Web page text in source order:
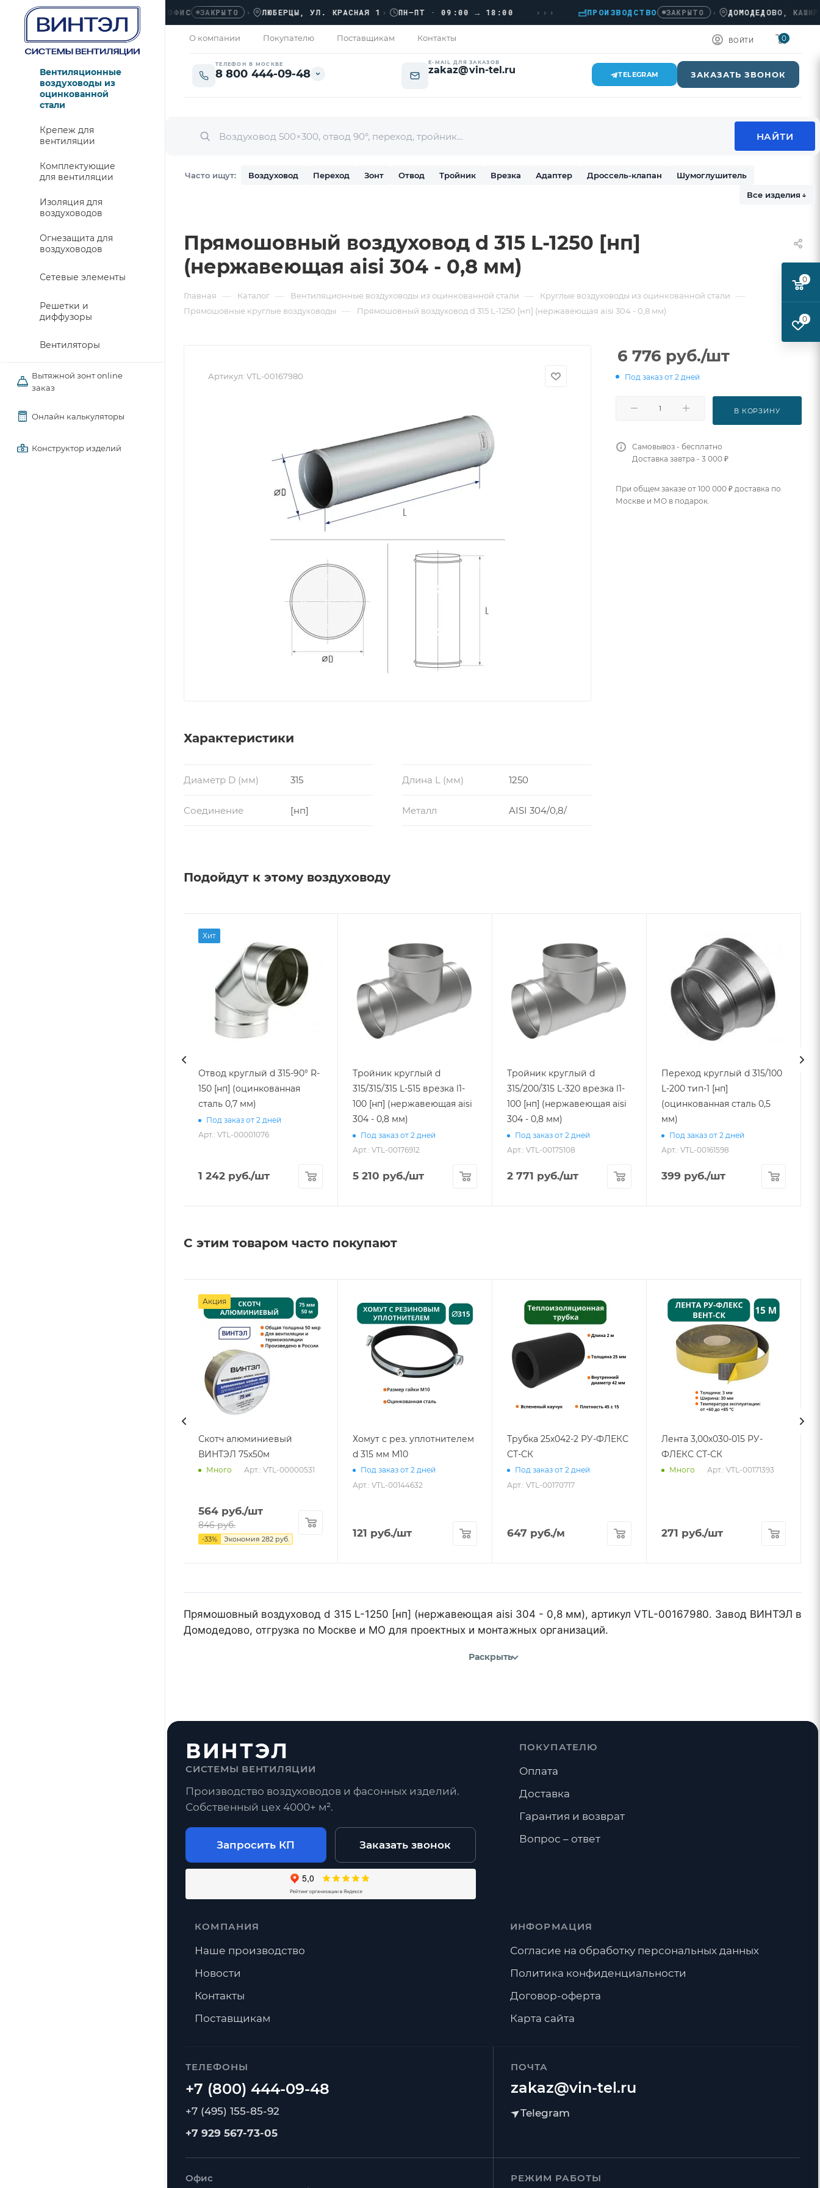
ЗАКРЫТО › ЛЮБЕРЦЫ, УЛ. КРАСНАЯ 1› ПН–ПТ · 09:00 → 18:00 ››› ПРОИЗВОДСТВО ЗАКРЫТО › ДОМОДЕДОВО,
О компании Покупателю Поставщикам Контакты ВОЙТИ 0
ТЕЛЕФОН В МОСКВЕ
8 800 444-09-48
E-MAIL ДЛЯ ЗАКАЗОВ
zakaz@vin-tel.ru TELEGRAM ЗАКАЗАТЬ ЗВОНОК
Часто ищут: Воздуховод Переход Зонт Отвод Тройник Врезка Адаптер Дроссель-клапан
Шумоглушитель
Все изделия ↓
Вентиляционные
воздуховоды из
оцинкованной
стали
Крепеж для
вентиляции
Комплектующие
для вентиляции
Изоляция для
воздуховодов
Огнезащита для
воздуховодов
Сетевые элементы
Решетки и
диффузоры
Вентиляторы
Вытяжной зонт online
заказ
Онлайн калькуляторы
Конструктор изделий
Прямошовный воздуховод d 315 L-1250 [нп]
(нержавеющая aisi 304 - 0,8 мм)
Главная — Каталог — Вентиляционные воздуховоды из оцинкованной стали — Круглые воздуховоды из оцинкованной стали —
Прямошовные круглые воздуховоды — Прямошовный воздуховод d 315 L-1250 [нп] (нержавеющая aisi 304 - 0,8 мм)
Артикул: VTL-00167980
Характеристики
Диаметр D (мм) 315 Длина L (мм) 1250
Соединение [нп] Металл AISI 304/0,8/
6 776 руб./шт
Под заказ от 2 дней
В КОРЗИНУ
Самовывоз - бесплатно
Доставка завтра - 3 000 ₽
При общем заказе от 100 000 ₽ доставка по
Москве и МО в подарок.
Подойдут к этому воздуховоду
Хит
Отвод круглый d 315-90° R-
150 [нп] (оцинкованная
сталь 0,7 мм)
Под заказ от 2 дней
Арт.: VTL-00001076
1 242 руб./шт
Тройник круглый d
315/315/315 L-515 врезка l1-
100 [нп] (нержавеющая aisi
304 - 0,8 мм)
Под заказ от 2 дней
Арт.: VTL-00176912
5 210 руб./шт
Тройник круглый d
315/200/315 L-320 врезка l1-
100 [нп] (нержавеющая aisi
304 - 0,8 мм)
Под заказ от 2 дней
Арт.: VTL-00175108
2 771 руб./шт
Переход круглый d 315/100
L-200 тип-1 [нп]
(оцинкованная сталь 0,5
мм)
Под заказ от 2 дней
Арт.: VTL-00161598
399 руб./шт
С этим товаром часто покупают
Акция
Скотч алюминиевый
ВИНТЭЛ 75х50м
Много Арт.: VTL-00000531
564 руб./шт
846руб.
-33% Экономия 282 руб.
Хомут с рез. уплотнителем
d 315 мм М10
Под заказ от 2 дней
Арт.: VTL-00144632
121 руб./шт
Трубка 25х042-2 РУ-ФЛЕКС
СТ-СК
Под заказ от 2 дней
Арт.: VTL-00170717
647 руб./м
Лента 3,00х030-015 РУ-
ФЛЕКС СТ-СК
Много Арт.: VTL-00171393
271 руб./шт
Прямошовный воздуховод d 315 L-1250 [нп] (нержавеющая aisi 304 - 0,8 мм), артикул VTL-00167980. Завод ВИНТЭЛ в
Домодедово, отгрузка по Москве и МО для проектных и монтажных организаций.
Раскрыть
ВИНТЭЛ
СИСТЕМЫ ВЕНТИЛЯЦИИ
Производство воздуховодов и фасонных изделий.
Собственный цех 4000+ м².
Запросить КП Заказать звонок
ТЕЛЕФОНЫ
+7 (495) 155-85-92
+7 929 567-73-05
ПОЧТА
zakaz@vin-tel.ru
Офис РЕЖИМ РАБОТЫ
ПОКУПАТЕЛЮ
Оплата
Доставка
Гарантия и возврат
Вопрос – ответ
КОМПАНИЯ
Наше производство
Новости
Контакты
Поставщикам
ИНФОРМАЦИЯ
Согласие на обработку персональных данных
Политика конфиденциальности
Договор-оферта
Карта сайта
0
0